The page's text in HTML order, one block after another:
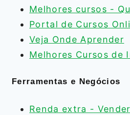
Melhores cursos -
Portal de Cursos
Veja Onde Aprender
Melhores Cursos de
Ferramentas e Negócios
Renda extra -